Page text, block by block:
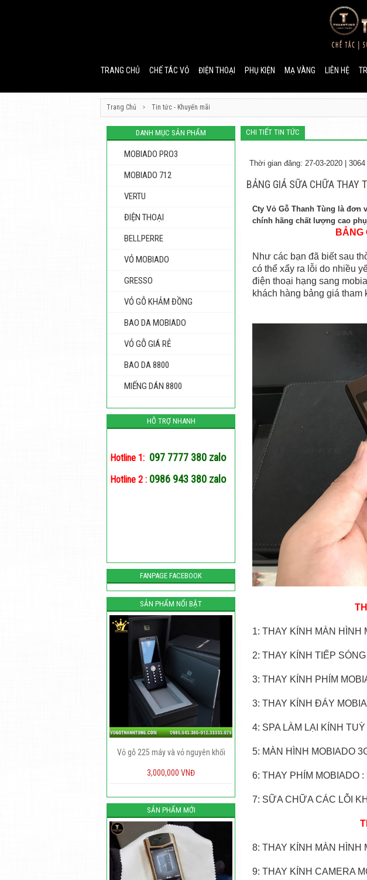
TRANG CHỦ CHẾ TÁC VỎ ĐIỆN THOẠI PHỤ KIỆN MẠ VÀNG LIÊN HỆ
Trang Chủ > Tin tức - Khuyến mãi
DANH MỤC SẢN PHẨM
MOBIADO PRO3
MOBIADO 712
VERTU
ĐIỆN THOẠI
BELLPERRE
VỎ MOBIADO
GRESSO
VỎ GỖ KHẢM ĐỒNG
BAO DA MOBIADO
VỎ GỖ GIÁ RẺ
BAO DA 8800
MIẾNG DÁN 8800
HỖ TRỢ NHANH
Hotline 1: 097 7777 380 zalo
Hotline 2 : 0986 943 380 zalo
FANPAGE FACEBOOK
SẢN PHẨM NỔI BẬT
Vỏ gỗ 225 máy và vỏ nguyên khối Vỏ gỗ 6300 kiểu vuông vỏ gỗ 225
850,000 VNĐ
SẢN PHẨM MỚI
CHI TIẾT TIN TỨC
Thời gian đăng: 27-03-2020 |
BẢNG GIÁ SỮA CHỮA THAY
Cty Vỏ Gỗ Thanh Tùng là
chính hãng chất lượng cao
BẢNG
Như các bạn đã biết sau
có thể xẩy ra lỗi do nhiều
điện thoại hạng sang
khách hàng bảng giá tham
1: THAY KÍNH MÀN HÌNH
2: THAY KÍNH TIẾP
3: THAY KÍNH PHÍM
3: THAY KÍNH ĐÁY
4: SPA LÀM LẠI KÍNH
5: MÀN HÌNH MOBIADO
6: THAY PHÍM MOBIADO :
7: SỮA CHỮA CÁC LỖI
8: THAY KÍNH MÀN HÌNH
9: THAY KÍNH CAMERA